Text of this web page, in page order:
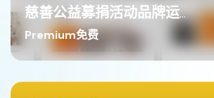
慈善公益募捐活动品牌运营Keynote模板
Premium免费